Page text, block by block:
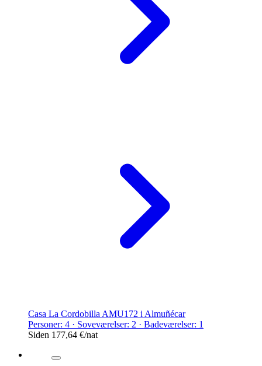
Casa La Cordobilla AMU172 i Almuñécar
Personer: 4 · Soveværelser: 2 · Badeværelser: 1
Siden 177,64 €/nat